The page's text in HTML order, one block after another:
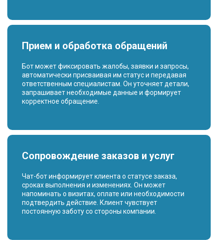
Прием и обработка обращений
Бот может фиксировать жалобы, заявки и запросы,
автоматически присваивая им статус и передавая
ответственным специалистам. Он уточняет детали,
запрашивает необходимые данные и формирует
корректное обращение.
Сопровождение заказов и услуг
Чат-бот информирует клиента о статусе заказа,
сроках выполнения и изменениях. Он может
напоминать о визитах, оплате или необходимости
подтвердить действие. Клиент чувствует
постоянную заботу со стороны компании.